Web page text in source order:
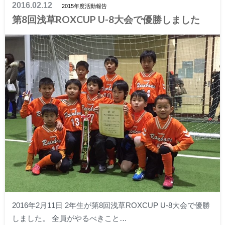
2016.02.12 2015年度活動報告
第8回浅草ROXCUP U-8大会で優勝しました
2016年2月11日 2年生が第8回浅草ROXCUP U-8大会で優勝
しました。 全員がやるべきこと…